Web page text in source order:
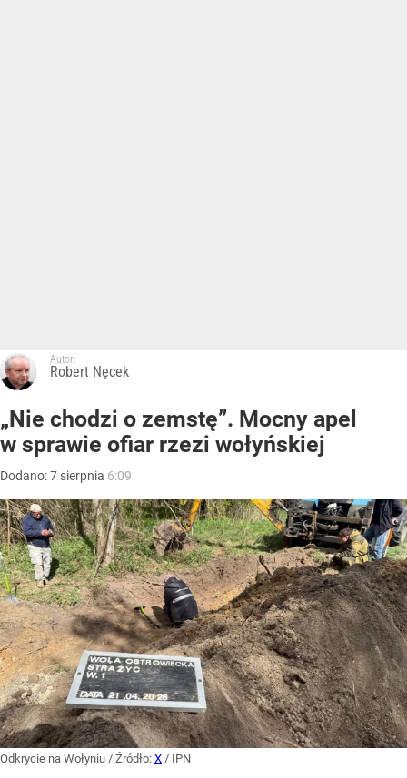
Autor:
Robert Nęcek
„Nie chodzi o zemstę”. Mocny apel
w sprawie ofiar rzezi wołyńskiej
Dodano:7 sierpnia 6:09
Odkrycie na Wołyniu / Źródło: X / IPN